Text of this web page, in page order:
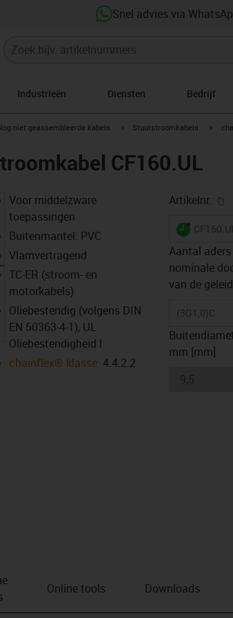
Snel advies via
Industrieën Diensten Bedrijf
icon-arrow-right
niet geassembleerde kabels igus-icon-arrow-right
Stuurstroomkabels
CF160.UL
igus-icon-lupe
Voor middelzware
toepassingen
Buitenmantel: PVC
Vlamvertragend
TC-ER (stroom- en
motorkabels)
Oliebestendig (volgens DIN
EN 50363-4-1), UL
Oliebestendigheid I
chainflex® klasse: 4.4.2.2
Artikelnr.
igus-
Aantal aders
nominale
van de
(3G1,0)C
mm [mm]
Online tools Downloads